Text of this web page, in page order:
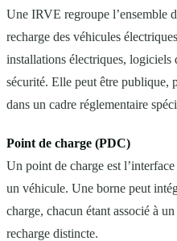
Une IRVE regroupe l’ensemble
recharge des véhicules
installations électriques, logiciels
sécurité. Elle peut être publique,
dans un cadre réglementaire
Point de charge (PDC)
Un point de charge est
un véhicule. Une borne peut
charge, chacun étant associé à
recharge distincte.